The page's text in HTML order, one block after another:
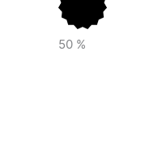
50 %